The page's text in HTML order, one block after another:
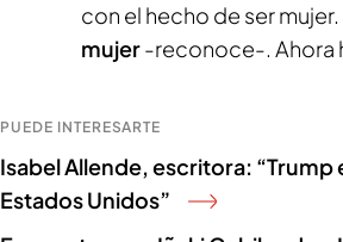
con el hecho de ser
mujer-reconoce-. Ahora
PUEDE INTERESARTE
Isabel Allende, escritora:
Estados Unidos”